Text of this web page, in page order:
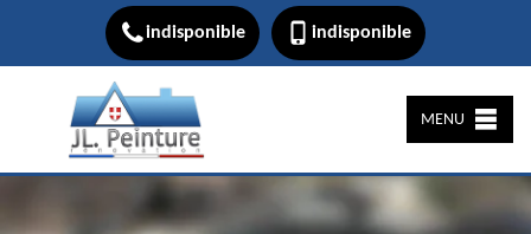
indisponible indisponible
MENU